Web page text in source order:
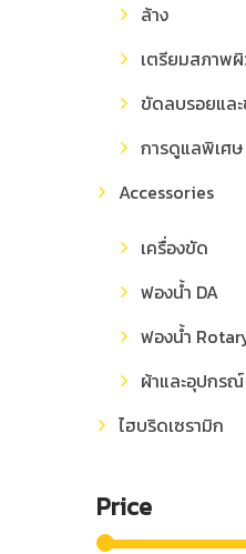
ล้าง
เตรียมสภาพ
ขัดลบรอยและ
การดูแลพิเศษ
Accessories
เครื่องขัด
ฟองน้ำ DA
ฟองน้ำ
ผ้าและอุปกรณ์
ไฮบริดเซรามิก
Price